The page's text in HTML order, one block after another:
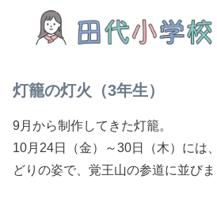
灯籠の灯火（3年生）
9月から制作してきた灯籠。
10月24日（金）～30日（木）には
どりの姿で、覚王山の参道に並びま